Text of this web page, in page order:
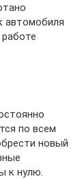
автомобиля
по всем
новый
к нулю.